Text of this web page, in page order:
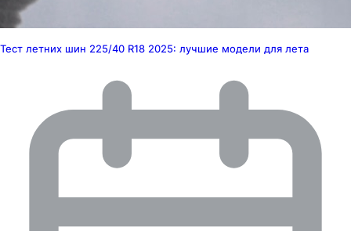
Тест летних шин 225/40 R18 2025: лучшие модели для лета